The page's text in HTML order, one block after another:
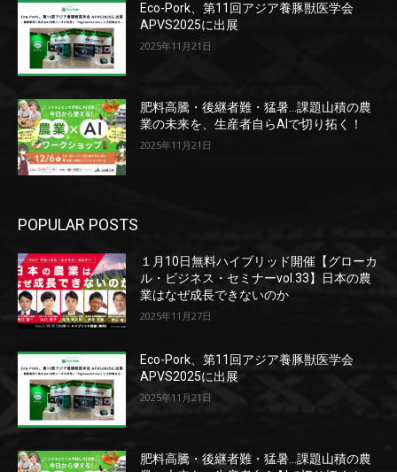
Eco-Pork、第11回アジア養豚獣医学会
APVS2025に出展
2025年11月21日
肥料高騰・後継者難・猛暑…課題山積の農
業の未来を、生産者自らAIで切り拓く！
2025年11月21日
POPULAR POSTS
１月10日無料ハイブリッド開催【グローカ
ル・ビジネス・セミナーvol.33】日本の農
業はなぜ成長できないのか
2025年11月27日
Eco-Pork、第11回アジア養豚獣医学会
APVS2025に出展
2025年11月21日
肥料高騰・後継者難・猛暑…課題山積の農